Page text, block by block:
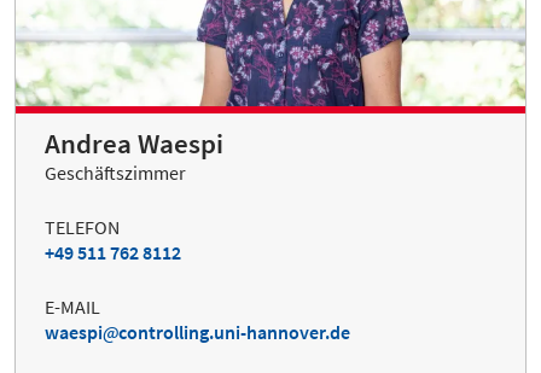
Andrea Waespi
Geschäftszimmer
TELEFON
+49 511 762 8112
E-MAIL
waespi
controlling.uni-hannover.de